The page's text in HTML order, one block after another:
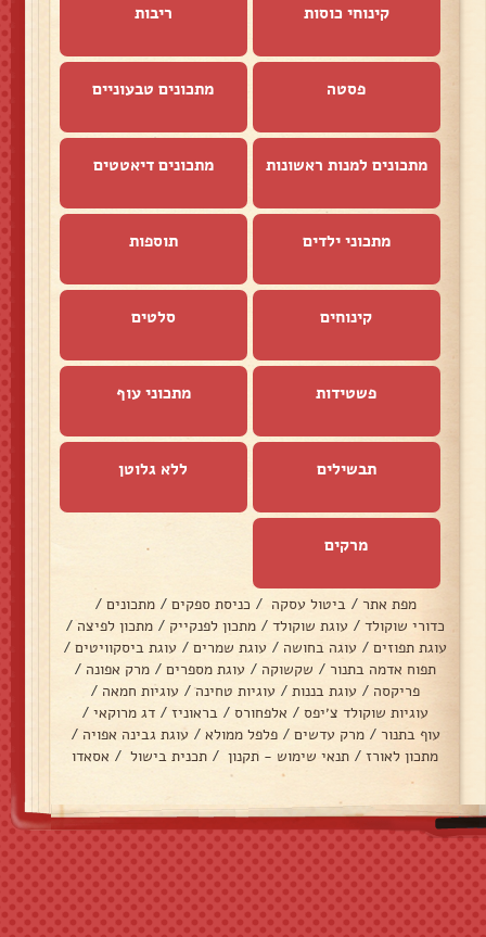
קינוחי כוסות ריבות
פסטה מתכונים טבעוניים
מתכונים למנות ראשונות מתכונים דיאטטים
מתכוני ילדים תוספות
קינוחים סלטים
פשטידות מתכוני עוף
תבשילים ללא גלוטן
מרקים
מפת אתר / ביטול עסקה / כניסת ספקים / מתכונים /
כדורי שוקולד / עוגת שוקולד / מתכון לפנקייק / מתכון לפיצה /
עוגת תפוזים / עוגה בחושה / עוגת שמרים / עוגת ביסקוויטים /
תפוח אדמה בתנור / שקשוקה / עוגת מספרים / מרק אפונה /
פריקסה / עוגת בננות / עוגיות טחינה / עוגיות חמאה /
עוגיות שוקולד צ׳יפס / אלפחורס / בראוניז / דג מרוקאי /
עוף בתנור / מרק עדשים / פלפל ממולא / עוגת גבינה אפויה /
מתכון לאורז / תנאי שימוש - תקנון / תכנית בישול / אסאדו